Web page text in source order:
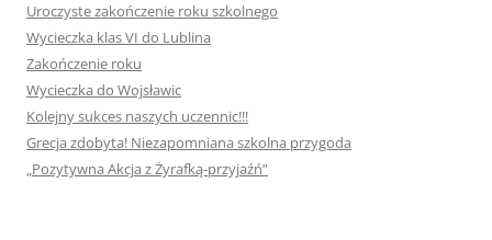
Uroczyste zakończenie roku szkolnego
Wycieczka klas VI do Lublina
Zakończenie roku
Wycieczka do Wojsławic
Kolejny sukces naszych uczennic!!!
Grecja zdobyta! Niezapomniana szkolna przygoda
„Pozytywna Akcja z Żyrafką-przyjaźń”